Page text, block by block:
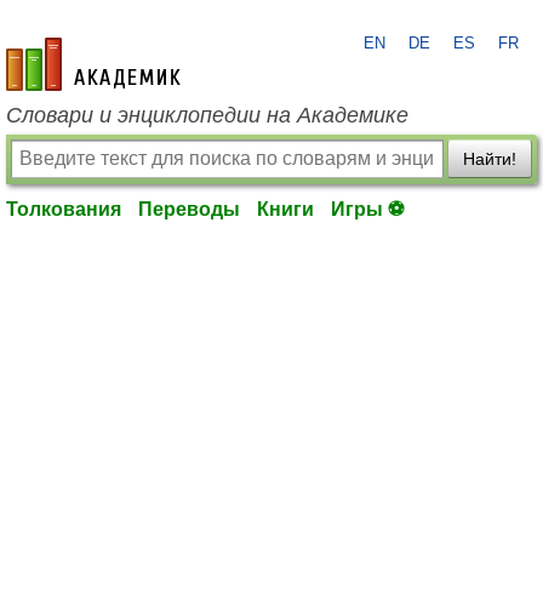
academic.ru
EN DE ES FR
Словари и энциклопедии на Академике
Найти!
Толкования Переводы Книги Игры ⚽